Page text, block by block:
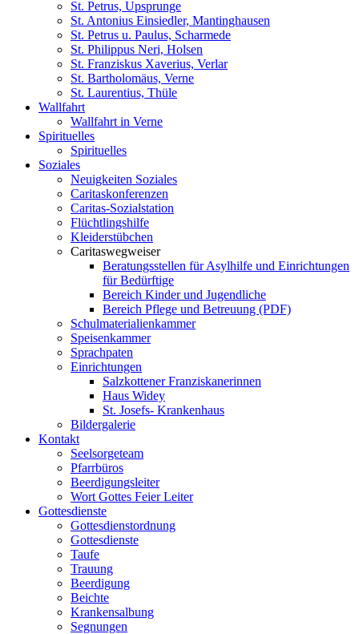
St. Petrus, Upsprunge
St. Antonius Einsiedler, Mantinghausen
St. Petrus u. Paulus, Scharmede
St. Philippus Neri, Holsen
St. Franziskus Xaverius, Verlar
St. Bartholomäus, Verne
St. Laurentius, Thüle
Wallfahrt
Wallfahrt in Verne
Spirituelles
Spirituelles
Soziales
Neuigkeiten Soziales
Caritaskonferenzen
Caritas-Sozialstation
Flüchtlingshilfe
Kleiderstübchen
Caritaswegweiser
Beratungsstellen für Asylhilfe und Einrichtungen
für Bedürftige
Bereich Kinder und Jugendliche
Bereich Pflege und Betreuung (PDF)
Schulmaterialienkammer
Speisenkammer
Sprachpaten
Einrichtungen
Salzkottener Franziskanerinnen
Haus Widey
St. Josefs- Krankenhaus
Bildergalerie
Kontakt
Seelsorgeteam
Pfarrbüros
Beerdigungsleiter
Wort Gottes Feier Leiter
Gottesdienste
Gottesdienstordnung
Gottesdienste
Taufe
Trauung
Beerdigung
Beichte
Krankensalbung
Segnungen